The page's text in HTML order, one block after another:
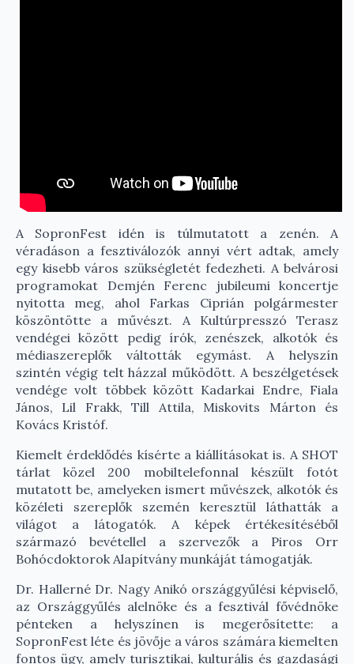
A SopronFest idén is túlmutatott a zenén. A
véradáson a fesztiválozók annyi vért adtak, amely
egy kisebb város szükségletét fedezheti. A belvárosi
programokat Demjén Ferenc jubileumi koncertje
nyitotta meg, ahol Farkas Ciprián polgármester
köszöntötte a művészt. A Kultúrpresszó Terasz
vendégei között pedig írók, zenészek, alkotók és
médiaszereplők váltották egymást. A helyszín
szintén végig telt házzal működött. A beszélgetések
vendége volt többek között Kadarkai Endre, Fiala
János, Lil Frakk, Till Attila, Miskovits Márton és
Kovács Kristóf.
Kiemelt érdeklődés kísérte a kiállításokat is. A SHOT
tárlat közel 200 mobiltelefonnal készült fotót
mutatott be, amelyeken ismert művészek, alkotók és
közéleti szereplők szemén keresztül láthatták a
világot a látogatók. A képek értékesítéséből
származó bevétellel a szervezők a Piros Orr
Bohócdoktorok Alapítvány munkáját támogatják.
Dr. Hallerné Dr. Nagy Anikó országgyűlési képviselő,
az Országgyűlés alelnöke és a fesztivál fővédnöke
pénteken a helyszínen is megerősítette: a
SopronFest léte és jövője a város számára kiemelten
fontos ügy, amely turisztikai, kulturális és gazdasági